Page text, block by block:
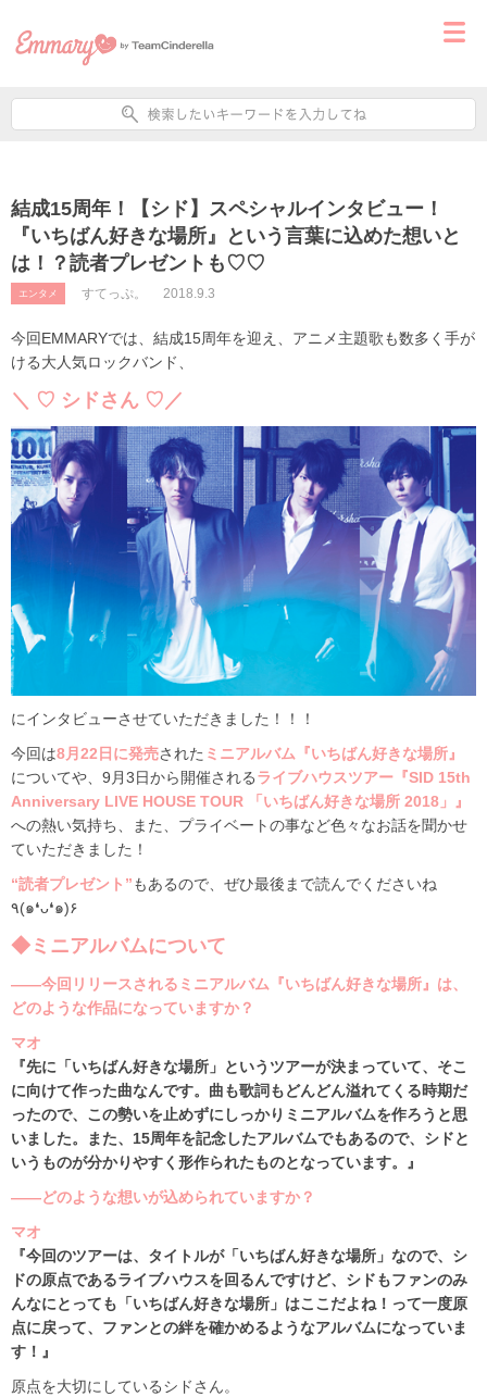
結成15周年！【シド】スペシャルインタビュー！
『いちばん好きな場所』という言葉に込めた想いと
は！？読者プレゼントも♡♡
エンタメ すてっぷ。 2018.9.3
今回EMMARYでは、結成15周年を迎え、アニメ主題歌も数多く手が
ける大人気ロックバンド、
＼ ♡ シドさん ♡／
にインタビューさせていただきました！！！
今回は8月22日に発売された ミニアルバム『いちばん好きな場所』
についてや、9月3日から開催されるライブハウスツアー『SID 15th
Anniversary LIVE HOUSE TOUR 「いちばん好きな場所 2018」』
への熱い気持ち、また、プライベートの事など色々なお話を聞かせ
ていただきました！
“読者プレゼント”もあるので、ぜひ最後まで読んでくださいね
٩(๑❛ᴗ❛๑)۶
◆ミニアルバムについて
――今回リリースされるミニアルバム『いちばん好きな場所』は、
どのような作品になっていますか？
マオ
『先に「いちばん好きな場所」というツアーが決まっていて、そこ
に向けて作った曲なんです。曲も歌詞もどんどん溢れてくる時期だ
ったので、この勢いを止めずにしっかりミニアルバムを作ろうと思
いました。また、15周年を記念したアルバムでもあるので、シドと
いうものが分かりやすく形作られたものとなっています。』
――どのような想いが込められていますか？
マオ
『今回のツアーは、タイトルが「いちばん好きな場所」なので、シ
ドの原点であるライブハウスを回るんですけど、シドもファンのみ
んなにとっても「いちばん好きな場所」はここだよね！って一度原
点に戻って、ファンとの絆を確かめるようなアルバムになっていま
す！』
原点を大切にしているシドさん。